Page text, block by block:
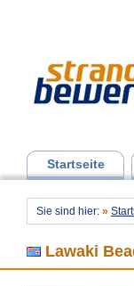
Startseite
Sie sind hier: »
Lawaki